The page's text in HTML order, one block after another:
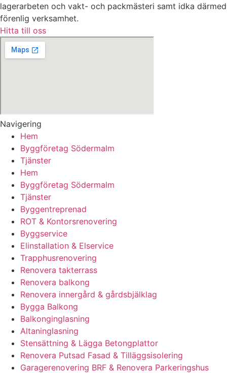
lagerarbeten och vakt- och packmästeri samt idka därmed
förenlig verksamhet.
Hitta till oss
Navigering
Hem
Byggföretag Södermalm
Tjänster
Hem
Byggföretag Södermalm
Tjänster
Byggentreprenad
ROT & Kontorsrenovering
Byggservice
Elinstallation & Elservice
Trapphusrenovering
Renovera takterrass
Renovera balkong
Renovera innergård & gårdsbjälklag
Bygga Balkong
Balkonginglasning
Altaninglasning
Stensättning & Lägga Betongplattor
Renovera Putsad Fasad & Tilläggsisolering
Garagerenovering BRF & Renovera Parkeringshus